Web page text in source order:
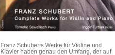
Franz Schuberts Werke für Violine und
Klavier haben genau den Umfang, der auf